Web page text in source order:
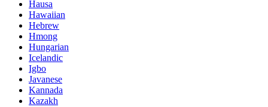
Hausa
Hawaiian
Hebrew
Hmong
Hungarian
Icelandic
Igbo
Javanese
Kannada
Kazakh